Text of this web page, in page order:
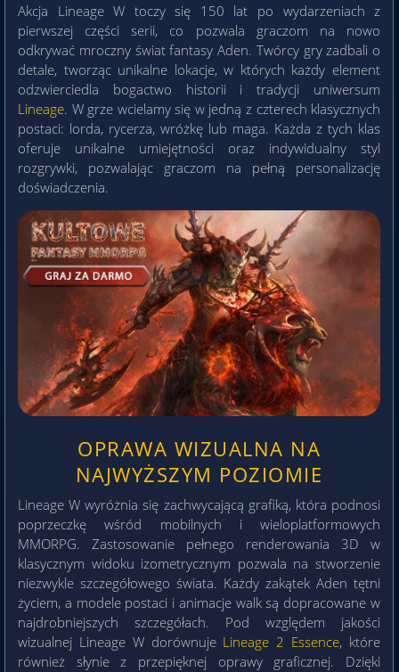
Akcja Lineage W toczy się 150 lat po wydarzeniach z
pierwszej części serii, co pozwala graczom na nowo
odkrywać mroczny świat fantasy Aden. Twórcy gry zadbali o
detale, tworząc unikalne lokacje, w których każdy element
odzwierciedla bogactwo historii i tradycji uniwersum
Lineage. W grze wcielamy się w jedną z czterech klasycznych
postaci: lorda, rycerza, wróżkę lub maga. Każda z tych klas
oferuje unikalne umiejętności oraz indywidualny styl
rozgrywki, pozwalając graczom na pełną personalizację
doświadczenia.
OPRAWA WIZUALNA NA
NAJWYŻSZYM POZIOMIE
Lineage W wyróżnia się zachwycającą grafiką, która podnosi
poprzeczkę wśród mobilnych i wieloplatformowych
MMORPG. Zastosowanie pełnego renderowania 3D w
klasycznym widoku izometrycznym pozwala na stworzenie
niezwykle szczegółowego świata. Każdy zakątek Aden tętni
życiem, a modele postaci i animacje walk są dopracowane w
najdrobniejszych szczegółach. Pod względem jakości
wizualnej Lineage W dorównuje Lineage 2 Essence, które
również słynie z przepięknej oprawy graficznej. Dzięki